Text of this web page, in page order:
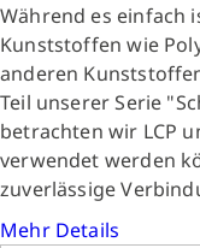
Während es einfach
Kunststoffen wie
anderen
Teil unserer Serie
betrachten wir LCP
verwendet werden
zuverlässige
Mehr Details